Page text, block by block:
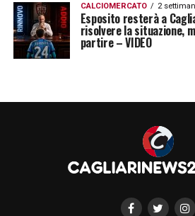
CALCIOMERCATO 2
Esposito resterà a
risolvere la situazione,
partire – VIDEO